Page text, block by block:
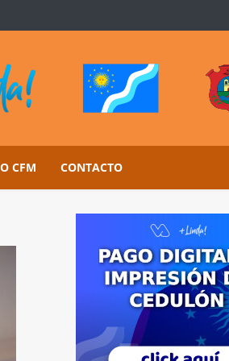
CFM CONTACTO